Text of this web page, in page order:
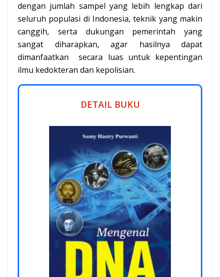
dengan jumlah sampel yang lebih lengkap dari
seluruh populasi di Indonesia, teknik yang makin
canggih, serta dukungan pemerintah yang
sangat diharapkan, agar hasilnya dapat
dimanfaatkan secara luas untuk kepentingan
ilmu kedokteran dan kepolisian.
DETAIL BUKU